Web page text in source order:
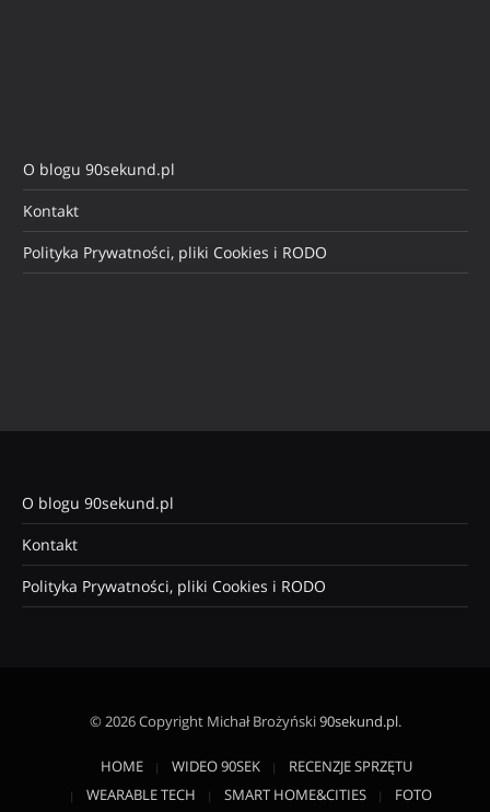
O blogu 90sekund.pl
Kontakt
Polityka Prywatności, pliki Cookies i RODO
O blogu 90sekund.pl
Kontakt
Polityka Prywatności, pliki Cookies i RODO
© 2026 Copyright Michał Brożyński90sekund.pl.
HOME WIDEO 90SEK
RECENZJE SPRZĘTU
WEARABLE TECH
SMART HOME&CITIES FOTO